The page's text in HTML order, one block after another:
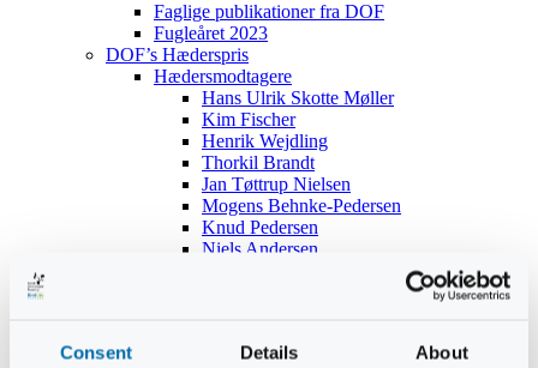
Consent Details About
Faglige publikationer fra DOF
Fugleåret 2023
DOF’s Hæderspris
Hædersmodtagere
Hans Ulrik Skotte Møller
Kim Fischer
Henrik Wejdling
Thorkil Brandt
Jan Tøttrup Nielsen
Mogens Behnke-Pedersen
Knud Pedersen
Niels Andersen
Christian Hjorth